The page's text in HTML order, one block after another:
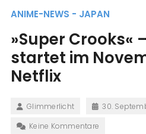
ANIME-NEWS - JAPAN
»Super Crooks«
startet im
Netflix
Glimmerlicht
30.
Keine Kommentare